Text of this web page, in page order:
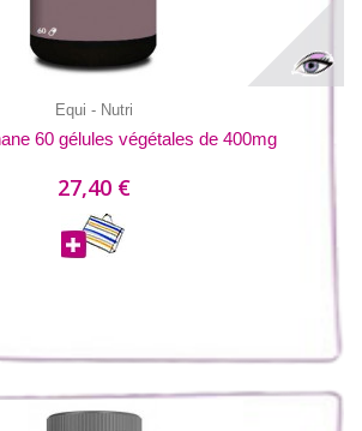
Equi - Nutri
60 gélules végétales de 400mg
27,40 €